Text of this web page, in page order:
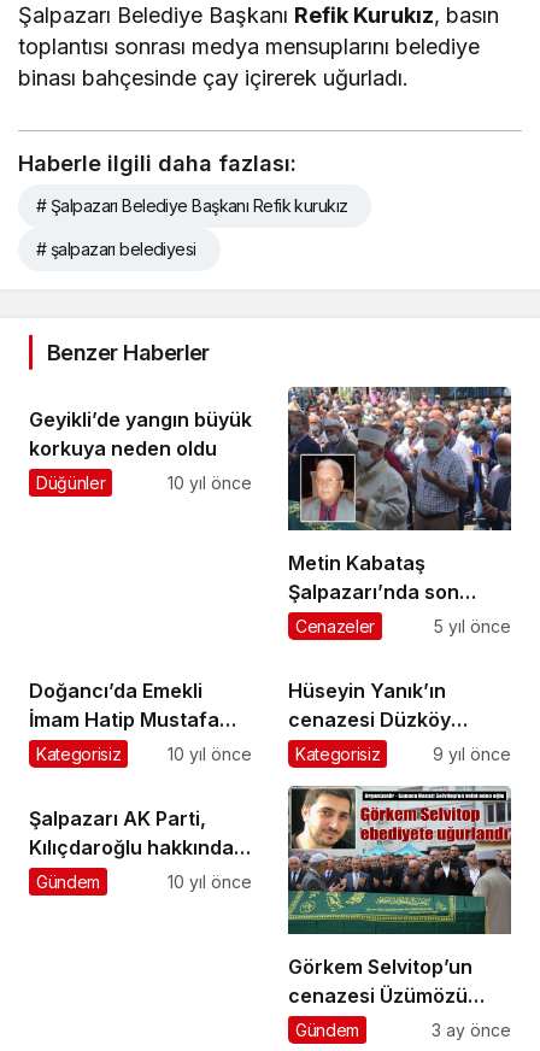
Şalpazarı Belediye Başkanı Refik Kurukız, basın
toplantısı sonrası medya mensuplarını belediye
binası bahçesinde çay içirerek uğurladı.
Haberle ilgili daha fazlası:
# Şalpazarı Belediye Başkanı Refik kurukız
# şalpazarı belediyesi
Benzer Haberler
Geyikli’de yangın büyük
korkuya neden oldu
Düğünler 10 yıl önce
Metin Kabataş
Şalpazarı’nda son
yolculuğuna uğurlandı
Cenazeler 5 yıl önce
Doğancı’da Emekli
İmam Hatip Mustafa
Erata’ya son görev
Kategorisiz 10 yıl önce
Hüseyin Yanık’ın
cenazesi Düzköy
Mahallesi’nde toprağa
Kategorisiz 9 yıl önce
Şalpazarı AK Parti,
Kılıçdaroğlu hakkında
şikayette bulundu
Gündem 10 yıl önce
Görkem Selvitop’un
cenazesi Üzümözü
Mahallesi’nde toprağa
Gündem 3 ay önce